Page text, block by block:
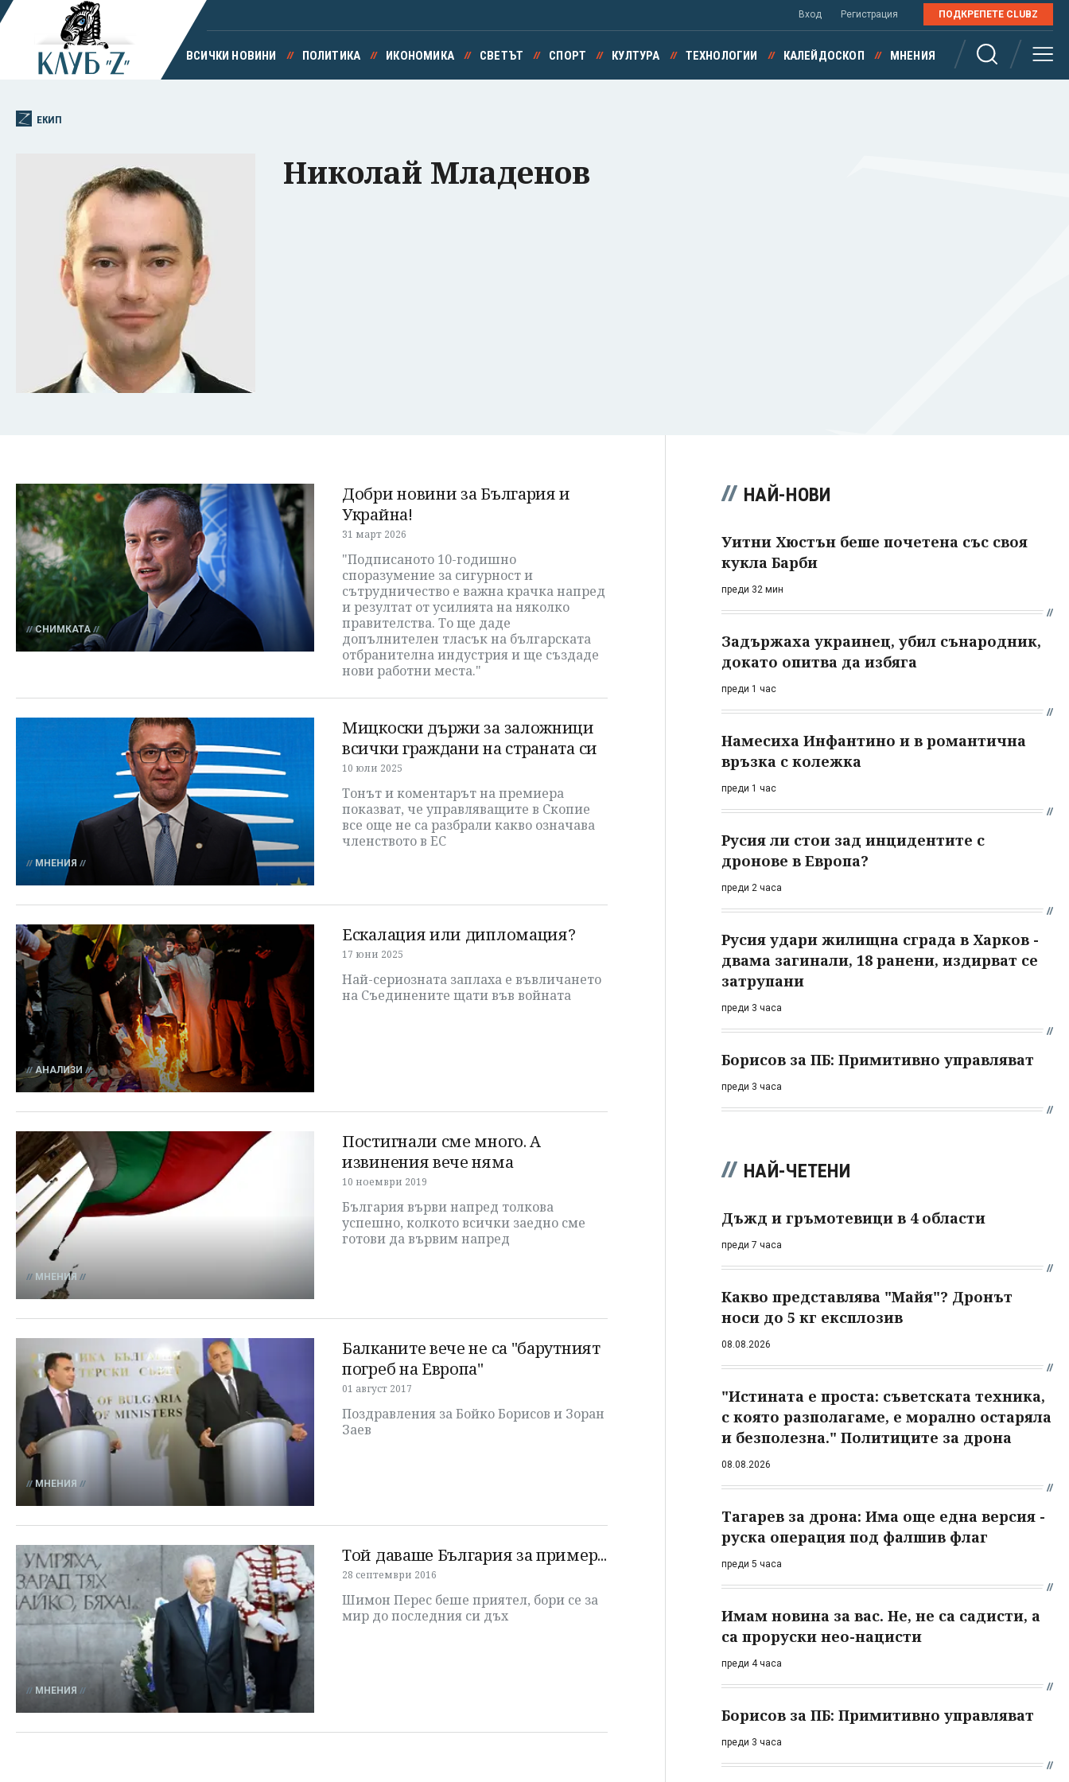
Вход Регистрация ПОДКРЕПЕТЕ CLUBZ
ВСИЧКИ НОВИНИ ПОЛИТИКА ИКОНОМИКА СВЕТЪТ СПОРТ КУЛТУРА ТЕХНОЛОГИИ КАЛЕЙДОСКОП МНЕНИЯ
ЕКИП
Николай Младенов
СНИМКАТА
Добри новини за България и
Украйна!
31 март 2026
"Подписаното 10-годишно
споразумение за сигурност и
сътрудничество е важна крачка напред
и резултат от усилията на няколко
правителства. То ще даде
допълнителен тласък на българската
отбранителна индустрия и ще създаде
нови работни места."
МНЕНИЯ
Мицкоски държи за заложници
всички граждани на страната си
10 юли 2025
Тонът и коментарът на премиера
показват, че управляващите в Скопие
все още не са разбрали какво означава
членството в ЕС
АНАЛИЗИ
Ескалация или дипломация?
17 юни 2025
Най-сериозната заплаха е въвличането
на Съединените щати във войната
МНЕНИЯ
Постигнали сме много. А
извинения вече няма
10 ноември 2019
България върви напред толкова
успешно, колкото всички заедно сме
готови да вървим напред
МНЕНИЯ
Балканите вече не са "барутният
погреб на Европа"
01 август 2017
Поздравления за Бойко Борисов и Зоран
Заев
МНЕНИЯ
Той даваше България за пример...
28 септември 2016
Шимон Перес беше приятел, бори се за
мир до последния си дъх
НАЙ-НОВИ
Уитни Хюстън беше почетена със своя
кукла Барби
преди 32 мин
Задържаха украинец, убил сънародник,
докато опитва да избяга
преди 1 час
Намесиха Инфантино и в романтична
връзка с колежка
преди 1 час
Русия ли стои зад инцидентите с
дронове в Европа?
преди 2 часа
Русия удари жилищна сграда в Харков -
двама загинали, 18 ранени, издирват се
затрупани
преди 3 часа
Борисов за ПБ: Примитивно управляват
преди 3 часа
НАЙ-ЧЕТЕНИ
Дъжд и гръмотевици в 4 области
преди 7 часа
Какво представлява "Майя"? Дронът
носи до 5 кг експлозив
08.08.2026
"Истината е проста: съветската техника,
с която разполагаме, е морално остаряла
и безполезна." Политиците за дрона
08.08.2026
Тагарев за дрона: Има още една версия -
руска операция под фалшив флаг
преди 5 часа
Имам новина за вас. Не, не са садисти, а
са проруски нео-нацисти
преди 4 часа
Борисов за ПБ: Примитивно управляват
преди 3 часа